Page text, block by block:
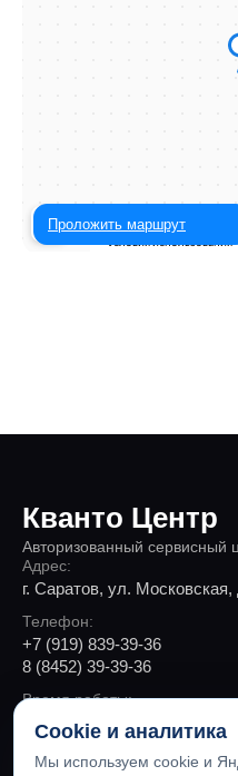
Проложить маршрут
Кванто Центр
Авторизованный сервисный
Адрес:
г. Саратов, ул. Московская,
Телефон:
+7 (919) 839-39-36
8 (8452) 39-39-36
Время работы:
Пн-Пт 9:00 - 19:00, Сб 10:00
Cookie и аналитика
Мы используем cookie и